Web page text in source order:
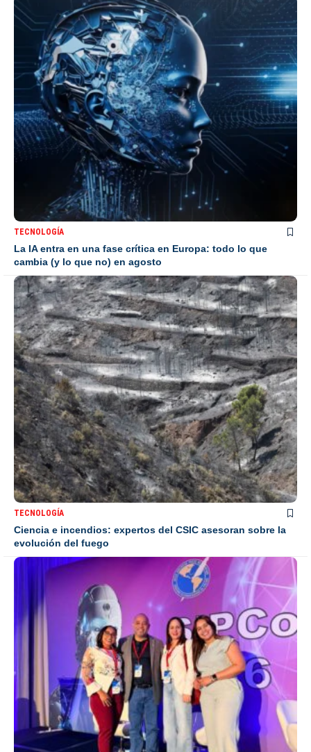
TECNOLOGÍA
La IA entra en una fase crítica en Europa: todo lo que
cambia (y lo que no) en agosto
TECNOLOGÍA
Ciencia e incendios: expertos del CSIC asesoran sobre la
evolución del fuego